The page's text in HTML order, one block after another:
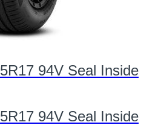
94V Seal Inside
94V Seal Inside